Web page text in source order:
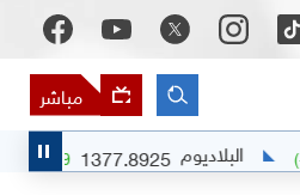
مباشر
1377.8925
+6.9959
%)